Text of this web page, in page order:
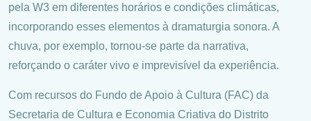
pela W3 em diferentes horários e condições climáticas,
incorporando esses elementos à dramaturgia sonora. A
chuva, por exemplo, tornou-se parte da narrativa,
reforçando o caráter vivo e imprevisível da experiência.
Com recursos do Fundo de Apoio à Cultura (FAC) da
Secretaria de Cultura e Economia Criativa do Distrito